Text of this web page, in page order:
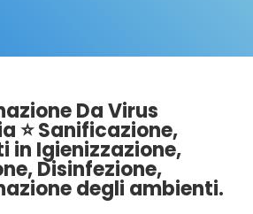
Da Virus
⭐ Sanificazione,
in Igienizzazione,
Disinfezione,
degli ambienti.